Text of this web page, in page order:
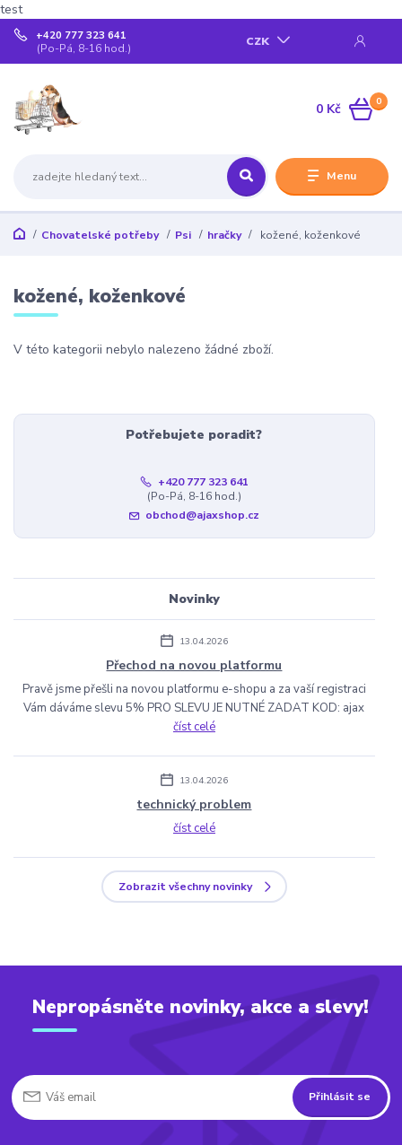
test
Menu
CZK
+420 777 323 641
(Po-Pá, 8-16 hod.)
0
0 Kč
Chovatelské potřeby Psi hračky kožené, koženkové
kožené, koženkové
V této kategorii nebylo nalezeno žádné zboží.
Potřebujete poradit?
+420 777 323 641
(Po-Pá, 8-16 hod.)
obchod@ajaxshop.cz
Novinky
13.04.2026
Přechod na novou platformu
Pravě jsme přešli na novou platformu e-shopu a za vaší registraci
Vám dáváme slevu 5% PRO SLEVU JE NUTNÉ ZADAT KOD: ajax
číst celé
13.04.2026
technický problem
číst celé
Zobrazit všechny novinky
Nepropásněte novinky, akce a slevy!
Přihlásit se